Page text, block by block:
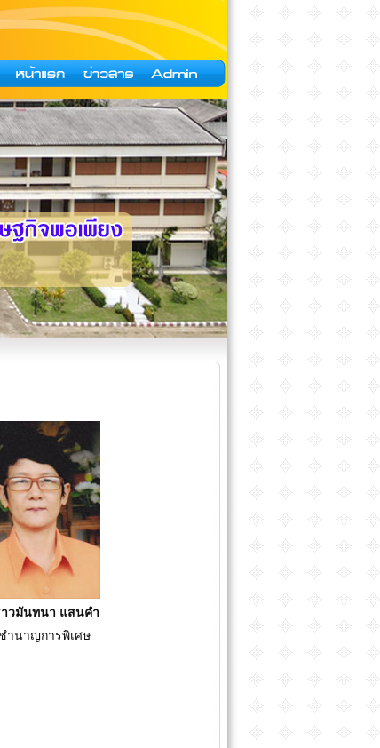
วมันทนา แสนคำ
ำนาญการพิเศษ